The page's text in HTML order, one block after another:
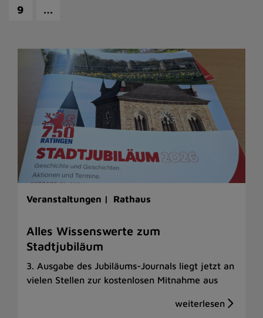
9
…
Veranstaltungen | Rathaus
Alles Wissenswerte zum
Stadtjubiläum
3. Ausgabe des Jubiläums-Journals liegt jetzt an
vielen Stellen zur kostenlosen Mitnahme aus